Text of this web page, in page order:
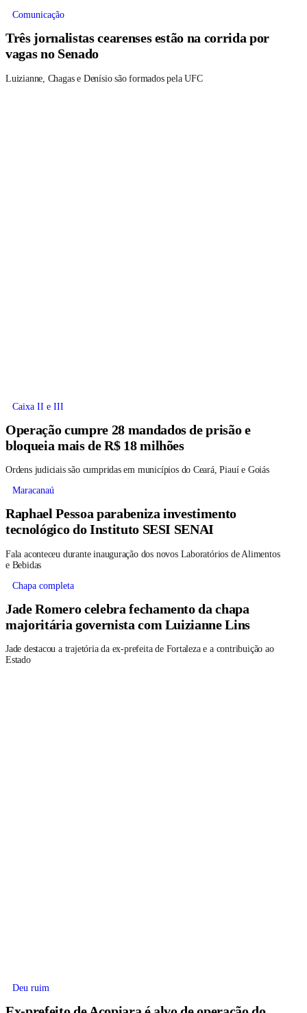
Comunicação
Três jornalistas cearenses estão na corrida por
vagas no Senado
Luizianne, Chagas e Denísio são formados pela UFC
Caixa II e III
Operação cumpre 28 mandados de prisão e
bloqueia mais de R$ 18 milhões
Ordens judiciais são cumpridas em municípios do Ceará, Piauí e Goiás
Maracanaú
Raphael Pessoa parabeniza investimento
tecnológico do Instituto SESI SENAI
Fala aconteceu durante inauguração dos novos Laboratórios de Alimentos
e Bebidas
Chapa completa
Jade Romero celebra fechamento da chapa
majoritária governista com Luizianne Lins
Jade destacou a trajetória da ex-prefeita de Fortaleza e a contribuição ao
Estado
Deu ruim